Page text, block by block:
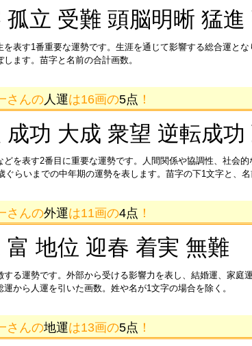
孤立 受難 頭脳明晰 猛進
を表す1番重要な運勢です。生涯を通じて影響する総合運と
します。苗字と名前の合計画数。
さんの 人運は16画の5点 ！
成功 大成 衆望 逆転成功
どを表す2番目に重要な運勢です。人間関係や協調性、社会
ぐらいまでの中年期の運勢を表します。苗字の下1文字と、名
さんの外運は11画の4点 ！
富 地位 迎春 着実 無難
する運勢です。外部から受ける影響力を表し、結婚運、家庭
運から人運を引いた画数。姓や名が1文字の場合を除く。
さんの地運は13画の5点 ！